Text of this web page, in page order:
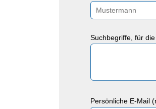
Suchbegriffe, für
Persönliche E-Mail